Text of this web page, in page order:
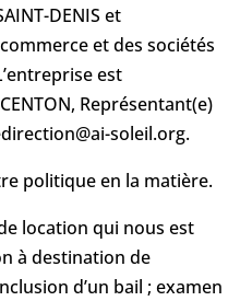
DENIS et
et des sociétés
est
Représentant(e)
soleil.org.
politique en la matière.
location qui nous est
à destination de
d’un bail ; examen